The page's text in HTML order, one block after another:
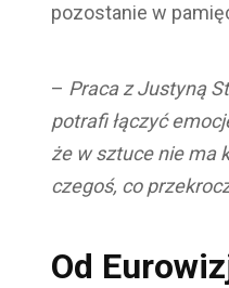
pozostanie w
– Praca z Justyną
potrafi łączyć
że w sztuce nie ma
czegoś, co
Od